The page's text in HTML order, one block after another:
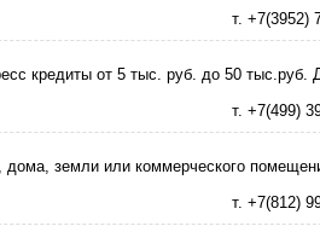
т. +7(3952)
кредиты от 5 тыс. руб. до 50 тыс.руб.
т. +7(499)
земли или коммерческого
т. +7(812)